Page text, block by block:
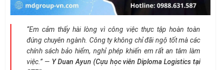
“Em cảm thấy hài lòng vì công việc thực tập hoàn toàn
đúng chuyên ngành. Công ty không chỉ đãi ngộ tốt mà các
chính sách bảo hiểm, nghỉ phép khiến em rất an tâm làm
việc.”— Y Duan Ayun (Cựu học viên Diploma Logistics tại